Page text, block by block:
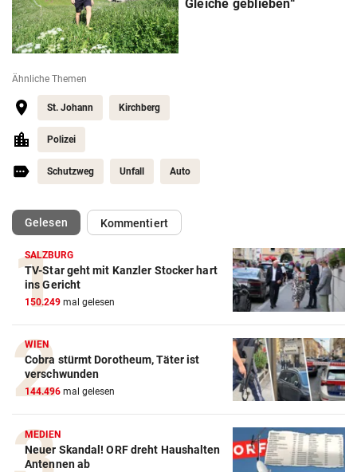
Gleiche geblieben“
Ähnliche Themen
St. Johann Kirchberg
Polizei
Schutzweg Unfall Auto
Gelesen(ausgewählt)Kommentiert
SALZBURG
TV-Star geht mit Kanzler Stocker hart
ins Gericht
150.249 mal gelesen
WIEN
Cobra stürmt Dorotheum, Täter ist
verschwunden
144.496 mal gelesen
MEDIEN
Neuer Skandal! ORF dreht Haushalten
Antennen ab